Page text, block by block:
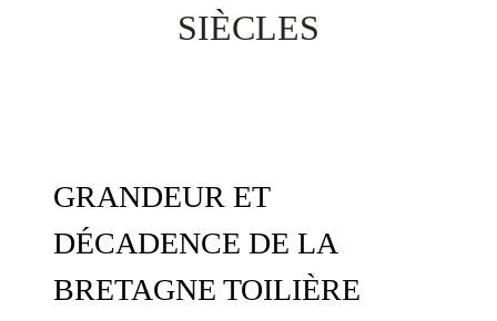
SIÈCLES
GRANDEUR ET
DÉCADENCE DE LA
BRETAGNE TOILIÈRE